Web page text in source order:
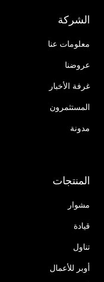
الشركة
معلومات عنا
عروضنا
غرفة الأخبار
المستثمرون
مدونة
المنتجات
مشوار
قيادة
تناول
أوبر للأعمال